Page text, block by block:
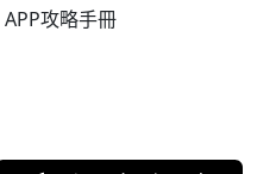
APP攻略手冊